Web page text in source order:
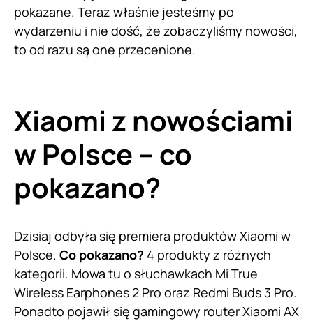
pokazane. Teraz właśnie jesteśmy po
wydarzeniu i nie dość, że zobaczyliśmy nowości,
to od razu są one przecenione.
Xiaomi z nowościami
w Polsce – co
pokazano?
Dzisiaj odbyła się premiera produktów Xiaomi w
Polsce. Co pokazano? 4 produkty z różnych
kategorii. Mowa tu o słuchawkach Mi True
Wireless Earphones 2 Pro oraz Redmi Buds 3 Pro.
Ponadto pojawił się gamingowy router Xiaomi AX